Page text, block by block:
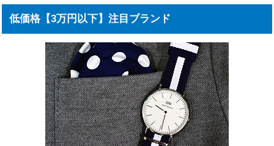
低価格【3万円以下】注目ブランド